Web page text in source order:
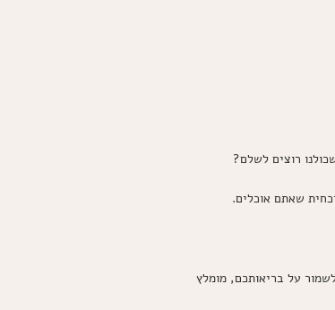
רוצים לשלם?
שאתם אוכלים.
יתרונות רבים, אך כדי לשמור על בריאותכם, מומלץ